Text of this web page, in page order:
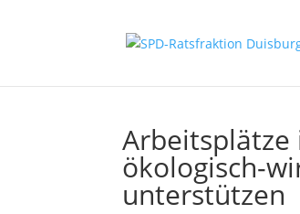
ökologisch-
unterstützen